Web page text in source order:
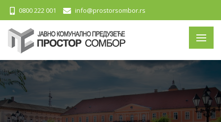
0800 222 001 info@prostorsombor.rs